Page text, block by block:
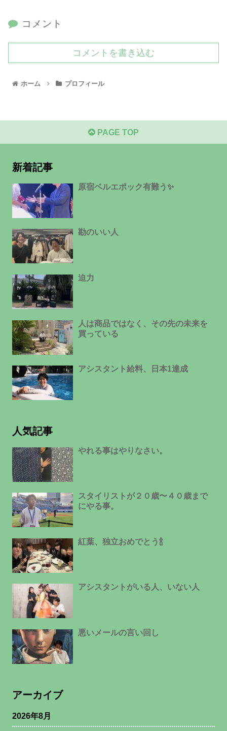
コメント
コメントを書き込む
ホーム プロフィール
PAGE TOP
新着記事
原宿ベルエポック有難う✨
勘のいい人
迫力
人は商品ではなく、その先の未来を
買っている
アシスタント給料、日本1達成
人気記事
やれる事はやりなさい。
スタイリストが２０歳〜４０歳まで
にやる事。
紅葉、独立おめでとう🍾
アシスタントがいる人、いない人
悪いメールの言い回し
アーカイブ
2026年8月